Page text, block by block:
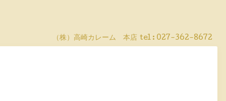
（株）高崎カレーム 本店 tel : 027-362-8672